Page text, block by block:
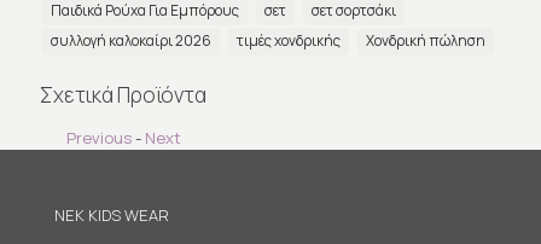
Παιδικά Ρούχα Για Εμπόρους
σετ
σετ σορτσάκι
συλλογή καλοκαίρι 2026
τιμές χονδρικής Χονδρική πώληση
Σχετικά Προϊόντα
Previous- Next
NEK KIDS WEAR